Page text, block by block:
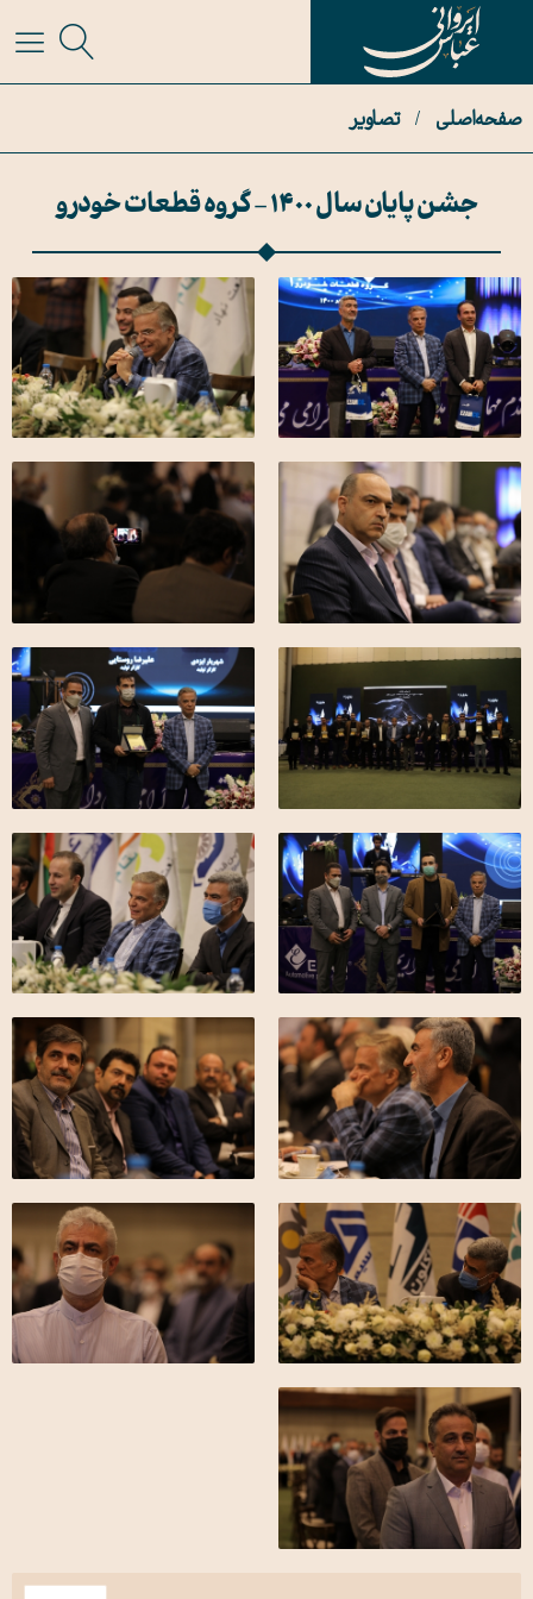
صفحه اصلی / تصاویر
جشن پایان سال 1400 - گروه قطعات خودرو